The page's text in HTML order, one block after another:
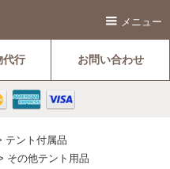
メニュー
代行 お問い合わせ
テント付属品
その他テント用品